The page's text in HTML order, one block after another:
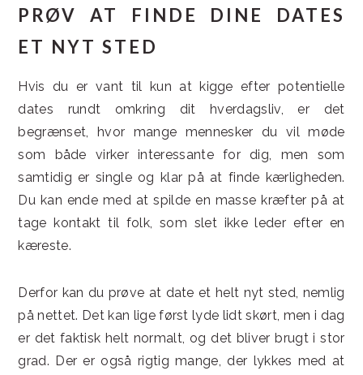
PRØV AT FINDE DINE DATES
ET NYT STED
Hvis du er vant til kun at kigge efter potentielle
dates rundt omkring dit hverdagsliv, er det
begrænset, hvor mange mennesker du vil møde
som både virker interessante for dig, men som
samtidig er single og klar på at finde kærligheden.
Du kan ende med at spilde en masse kræfter på at
tage kontakt til folk, som slet ikke leder efter en
kæreste.
Derfor kan du prøve at date et helt nyt sted, nemlig
på nettet. Det kan lige først lyde lidt skørt, men i dag
er det faktisk helt normalt, og det bliver brugt i stor
grad. Der er også rigtig mange, der lykkes med at